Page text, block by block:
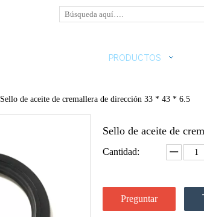
PRODUCTOS
Sello de aceite de cremallera de dirección 33 * 43 * 6.5
Sello de aceite de
Cantidad:
Preguntar